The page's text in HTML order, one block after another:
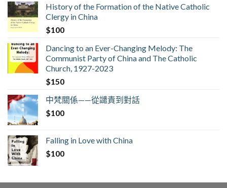
History of the Formation of the Native Catholic
Clergy in China
$100
Dancing to an Ever-Changing Melody: The
Communist Party of China and The Catholic
Church, 1927-2023
$150
中梵關係——從譴責到對話
$100
Falling in Love with China
$100